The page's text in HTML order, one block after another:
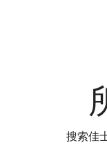
搜索佳